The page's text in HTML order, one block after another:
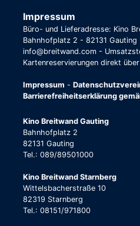
Impressum
Büro- und Lieferadresse: Kino
Bahnhofplatz 2 - 82131
info@breitwand.com -
Kartenreservierungen direkt
Impressum -
Barrierefreiheitserklärung
Kino Breitwand Gauting
Bahnhofplatz 2
82131 Gauting
Tel.: 089/89501000
Kino Breitwand Starnberg
Wittelsbacherstraße 10
82319 Starnberg
Tel.: 08151/971800